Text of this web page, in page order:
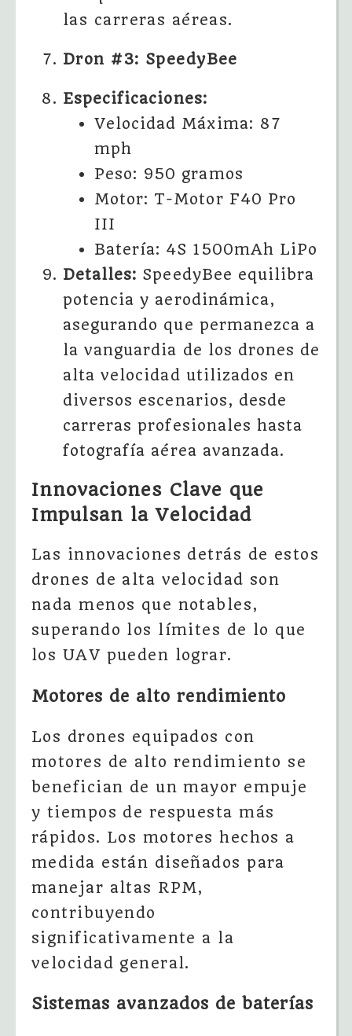
las carreras aéreas.
Dron #3: SpeedyBee
Especificaciones:
Velocidad Máxima: 87
mph
Peso: 950 gramos
Motor: T-Motor F40 Pro
III
Batería: 4S 1500mAh LiPo
Detalles: SpeedyBee equilibra
potencia y aerodinámica,
asegurando que permanezca a
la vanguardia de los drones de
alta velocidad utilizados en
diversos escenarios, desde
carreras profesionales hasta
fotografía aérea avanzada.
Innovaciones Clave que
Impulsan la Velocidad
Las innovaciones detrás de estos
drones de alta velocidad son
nada menos que notables,
superando los límites de lo que
los UAV pueden lograr.
Motores de alto rendimiento
Los drones equipados con
motores de alto rendimiento se
benefician de un mayor empuje
y tiempos de respuesta más
rápidos. Los motores hechos a
medida están diseñados para
manejar altas RPM,
contribuyendo
significativamente a la
velocidad general.
Sistemas avanzados de baterías